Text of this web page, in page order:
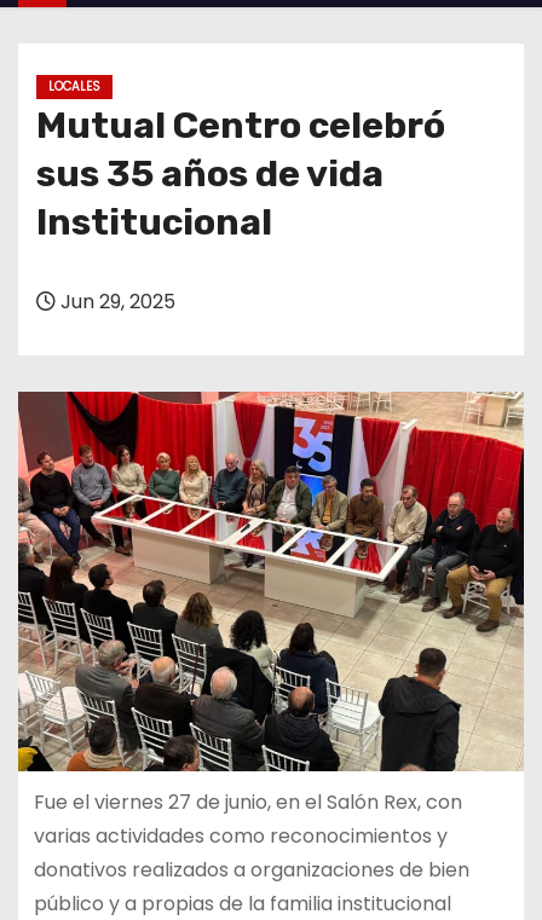
o
LOCALES
Mutual Centro celebró
sus 35 años de vida
Institucional
Jun 29, 2025
Fue el viernes 27 de junio, en el Salón Rex, con
varias actividades como reconocimientos y
donativos realizados a organizaciones de bien
público y a propias de la familia institucional